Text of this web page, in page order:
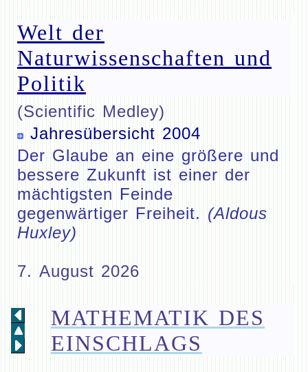
Welt der
Naturwissenschaften und
Politik
(Scientific Medley)
Jahresübersicht 2004
Der Glaube an eine größere und
bessere Zukunft ist einer der
mächtigsten Feinde
gegenwärtiger Freiheit. (Aldous
Huxley)
7. August 2026
MATHEMATIK DES
EINSCHLAGS